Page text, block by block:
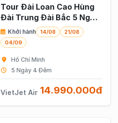
Tour Đài Loan Cao Hùng
Đài Trung Đài Bắc 5 Ngày
4 Đêm
Khởi hành 14/08
21/08
04/09
Hồ Chí Minh
5 Ngày 4 Đêm
VietJet Air 14.990.000đ